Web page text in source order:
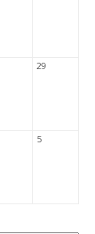
29
5